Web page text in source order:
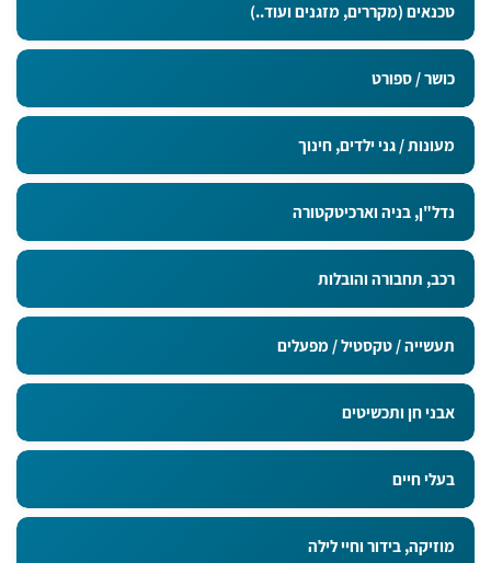
טכנאים (מקררים, מזגנים ועוד..)
כושר / ספורט
מעונות / גני ילדים, חינוך
נדל"ן, בניה וארכיטקטורה
רכב, תחבורה והובלות
תעשייה / טקסטיל / מפעלים
אבני חן ותכשיטים
בעלי חיים
מוזיקה, בידור וחיי לילה